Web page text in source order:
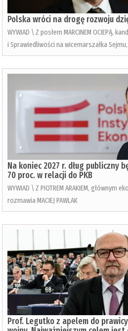
Polska wróci na drogę rozwoju
WYWIAD \ Z posłem MARCINEM OCIEPĄ,
i Sprawiedliwości na wicemarszałka Sejmu,
Na koniec 2027 r. dług publiczny
70 proc. w relacji do PKB
WYWIAD \ Z PIOTREM ARAKIEM, głównym
rozmawia MACIEJ PAWLAK
Prof. Legutko z apelem do